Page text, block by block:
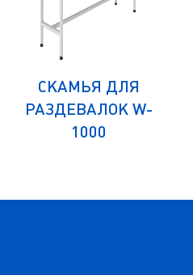
СКАМЬЯ ДЛЯ
РАЗДЕВАЛОК W-
1000